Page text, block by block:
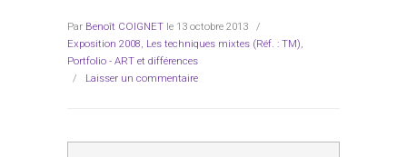
Par Benoît COIGNET le 13 octobre 2013
/
Exposition 2008, Les techniques mixtes (Réf. : TM),
Portfolio - ART et différences
/ Laisser un commentaire